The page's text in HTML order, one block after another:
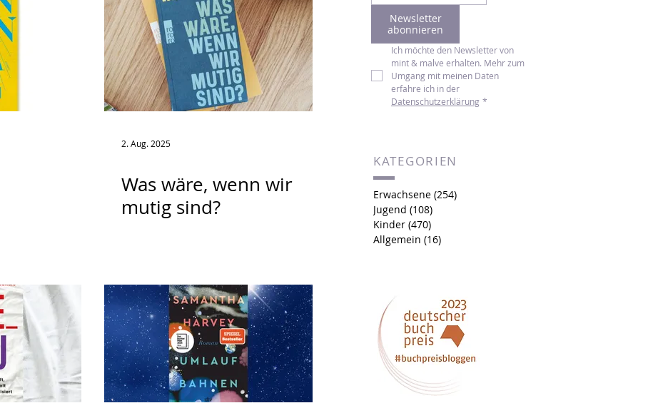
2. Aug. 2025
Was wäre, wenn wir
mutig sind?
Newsletter
abonnieren
Ich möchte den Newsletter von
mint & malve erhalten. Mehr zum
Umgang mit meinen Daten
Datenschutzerklärung *
KATEGORIEN
Erwachsene (254)
Jugend (108)
Kinder (470)
Allgemein (16)